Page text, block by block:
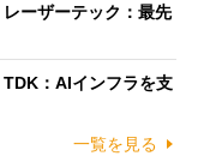
レーザーテック：最先
TDK：AIインフラを支
一覧を見る